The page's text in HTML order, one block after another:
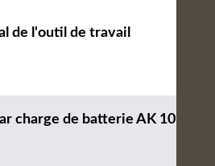
de l'outil de travail
charge de batterie AK 10